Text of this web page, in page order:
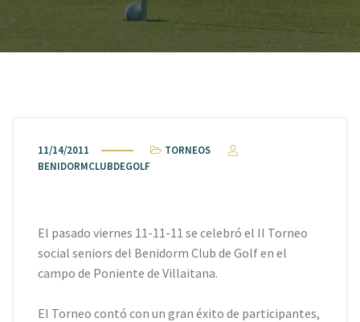
11/14/2011
TORNEOS
BENIDORMCLUBDEGOLF
El pasado viernes 11-11-11 se celebró el II Torneo
social seniors del Benidorm Club de Golf en el
campo de Poniente de Villaitana.
El Torneo contó con un gran éxito de participantes,